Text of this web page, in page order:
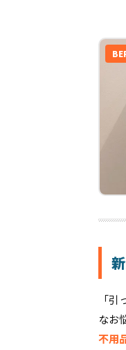
「
なお
不用